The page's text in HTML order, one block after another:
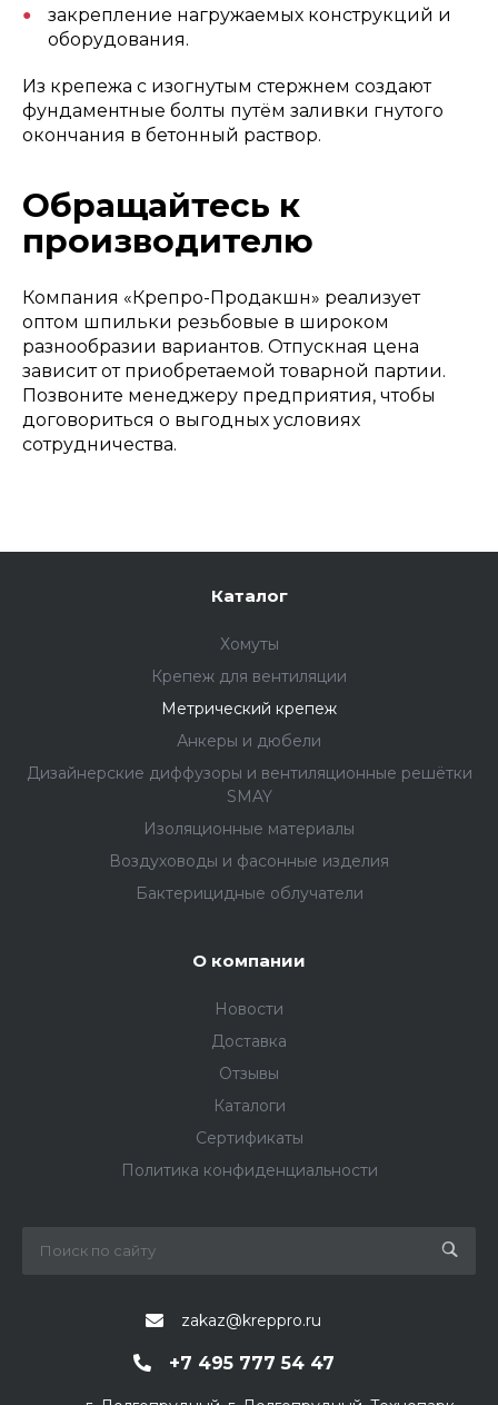
закрепление нагружаемых конструкций и
оборудования.
Из крепежа с изогнутым стержнем создают
фундаментные болты путём заливки гнутого
окончания в бетонный раствор.
Обращайтесь к
производителю
Компания «Крепро-Продакшн» реализует
оптом шпильки резьбовые в широком
разнообразии вариантов. Отпускная цена
зависит от приобретаемой товарной партии.
Позвоните менеджеру предприятия, чтобы
договориться о выгодных условиях
сотрудничества.
Каталог
Хомуты
Крепеж для вентиляции
Метрический крепеж
Анкеры и дюбели
Дизайнерские диффузоры и вентиляционные решётки
SMAY
Изоляционные материалы
Воздуховоды и фасонные изделия
Бактерицидные облучатели
О компании
Новости
Доставка
Отзывы
Каталоги
Сертификаты
Политика конфиденциальности
zakaz@kreppro.ru
+7 495 777 54 47